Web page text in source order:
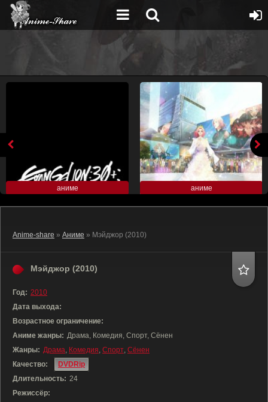
аниме аниме
Anime-share » Аниме » Мэйджор (2010)
Мэйджор (2010)
Год: 2010
Дата выхода:
Возрастное ограничение:
Аниме жанры: Драма, Комедия, Спорт, Сёнен
Жанры: Драма, Комедия, Спорт, Сёнен
Качество:
DVDRip
Длительность: 24
Режиссёр: